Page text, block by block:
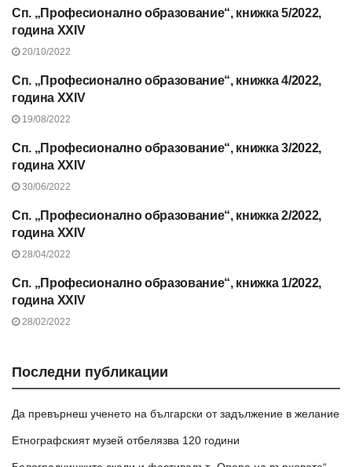
СЪДЪРЖАНИЕ НА СП.
“ПРОФЕСИОНАЛНО
ОБРАЗОВАНИЕ”, 2022 Г.
Сп. „Професионално образование“, книжка 5/2022,
година XXIV
20/10/2022
СЪДЪРЖАНИЕ НА СП.
“ПРОФЕСИОНАЛНО
ОБРАЗОВАНИЕ”, 2022 Г.
Сп. „Професионално образование“, книжка 4/2022,
година XXIV
19/08/2022
СЪДЪРЖАНИЕ НА СП.
“ПРОФЕСИОНАЛНО
ОБРАЗОВАНИЕ”, 2022 Г.
Сп. „Професионално образование“, книжка 3/2022,
година XXIV
30/06/2022
СЪДЪРЖАНИЕ НА СП.
“ПРОФЕСИОНАЛНО
ОБРАЗОВАНИЕ”, 2022 Г.
Сп. „Професионално образование“, книжка 2/2022,
година XXIV
28/04/2022
СЪДЪРЖАНИЕ НА СП.
“ПРОФЕСИОНАЛНО
ОБРАЗОВАНИЕ”, 2022 Г.
Сп. „Професионално образование“, книжка 1/2022,
година XXIV
28/02/2022
Последни публикации
Да превърнеш ученето на български от задължение в желание
Етнографският музей отбелязва 120 години